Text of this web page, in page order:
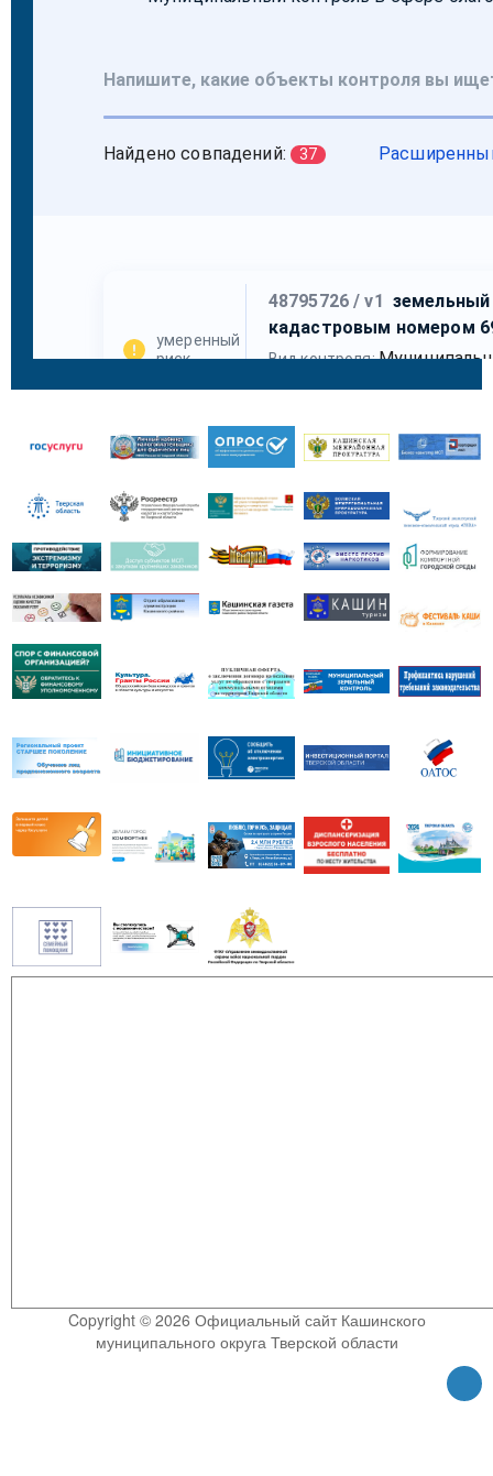
Copyright © 2026 Официальный сайт Кашинского
муниципального округа Тверской области